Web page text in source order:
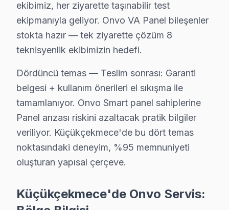
• Küçükçekmece ve çevresi tam kapsama —
• Küçükçekmece'de yoğun saatlerde bile aynı gün
• Küçükçekmece'de kurumsal ve bireysel müşterilere
Küçükçekmece'da Onvo desteği bir telefon kadar
Küçükçekmece'da Onvo televizyonunuz
Yerinde tamir sürecimiz — Küçükçekmece:
• Küçükçekmece'de aynı gün servis randevusu
• Küçükçekmece'de taşıma masrafı ve riski yok
• Küçükçekmece'de arıza anında teşhis ve müdahale
• Küçükçekmece'de 2 yıl işçilik garantisi
ekibimiz, her ziyarette taşınabilir test
ekipmanıyla geliyor. Onvo VA Panel bileşenler
stokta hazır — tek ziyarette çözüm 8
teknisyenlik ekibimizin hedefi.
Dördüncü temas — Teslim sonrası: Garanti
belgesi + kullanım önerileri el sıkışma ile
tamamlanıyor. Onvo Smart panel sahiplerine
Panel arızası riskini azaltacak pratik bilgiler
veriliyor. Küçükçekmece'de bu dört temas
noktasındaki deneyim, %95 memnuniyeti
oluşturan yapısal çerçeve.
Küçükçekmece'de Onvo Servis: